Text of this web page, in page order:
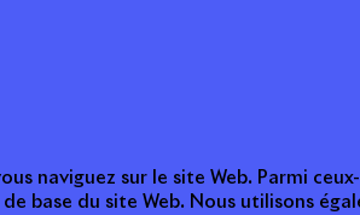
naviguez sur le site Web. Parmi
base du site Web. Nous utilisons